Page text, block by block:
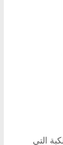
التي